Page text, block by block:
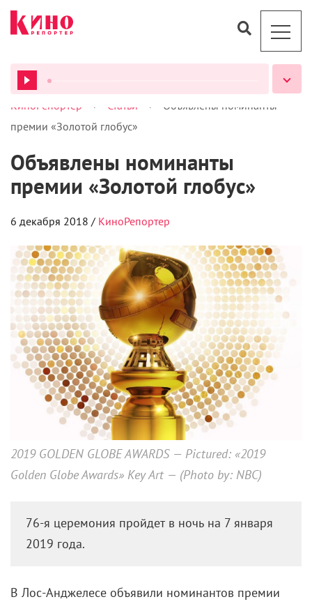
ВСЕ ПОДКАСТЫ
КиноРепортер > Статьи >
Объявлены номинанты
премии «Золотой глобус»
Объявлены номинанты
премии «Золотой глобус»
6 декабря 2018 / КиноРепортер
2019 GOLDEN GLOBE AWARDS — Pictured: «2019
Golden Globe Awards» Key Art — (Photo by: NBC)
76-я церемония пройдет в ночь на 7 января
2019 года.
В Лос-Анджелесе объявили номинантов премии